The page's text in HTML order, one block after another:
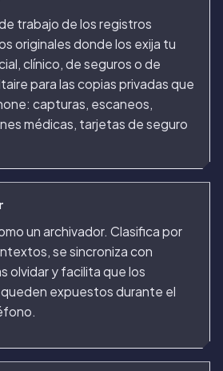
trabajo de los registros
originales donde los exija tu
clínico, de seguros o de
para las copias privadas que
capturas, escaneos,
médicas, tarjetas de seguro
un archivador. Clasifica por
se sincroniza con
olvidar y facilita que los
expuestos durante el